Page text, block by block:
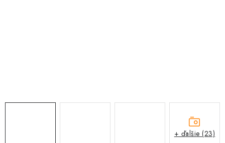
+ ďalšie (23)